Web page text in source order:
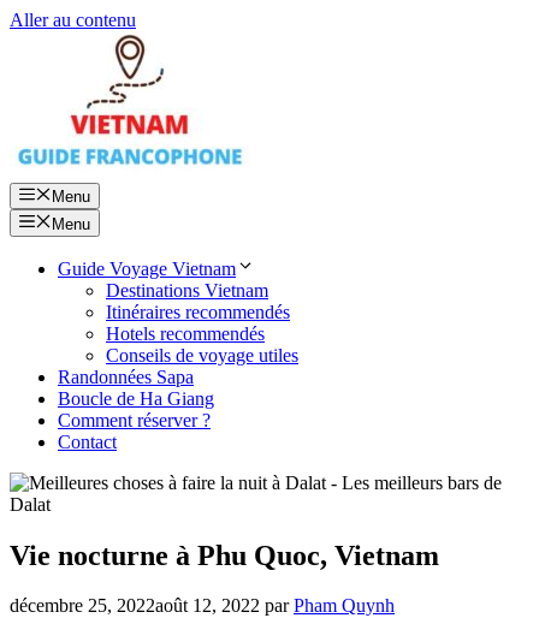
Aller au contenu
Menu
Menu
Guide Voyage Vietnam
Destinations Vietnam
Itinéraires recommendés
Hotels recommendés
Conseils de voyage utiles
Randonnées Sapa
Boucle de Ha Giang
Comment réserver ?
Contact
Vie nocturne à Phu Quoc, Vietnam
décembre 25, 2022août 12, 2022 parPham Quynh